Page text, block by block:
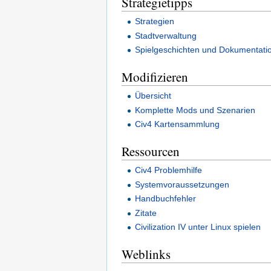
Strategien
Stadtverwaltung
Spielgeschichten und
Modifizieren
Übersicht
Komplette Mods und Szenarien
Civ4 Kartensammlung
Ressourcen
Civ4 Problemhilfe
Systemvoraussetzungen
Handbuchfehler
Zitate
Civilization IV unter Linux spielen
Weblinks